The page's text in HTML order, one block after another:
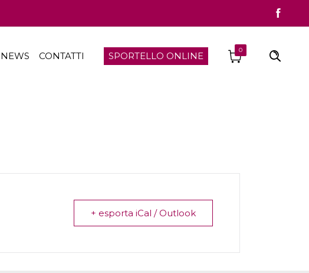
0
NEWS CONTATTI SPORTELLO ONLINE
+ esporta iCal / Outlook